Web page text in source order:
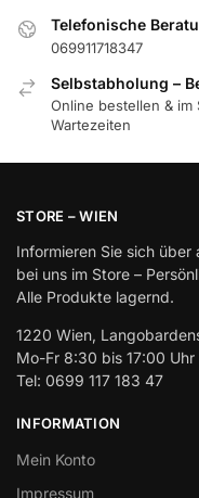
Telefonische
069911718347
Selbstabholung –
Online bestellen &
Wartezeiten
STORE – WIEN
Informieren Sie sich über
bei uns im Store –
Alle Produkte lagernd.
1220 Wien,
Mo-Fr 8:30 bis 17:00 Uhr
Tel: 0699 117 183 47
INFORMATION
Mein Konto
Impressum